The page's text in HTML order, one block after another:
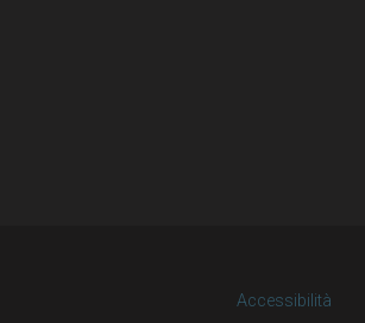
Accessibilità